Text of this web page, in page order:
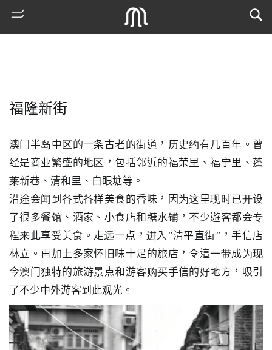
熱
索
古
地
圖
媽
閣
福隆新街
澳门半岛中区的一条古老的街道，历史约有几百年。曾
经是商业繁盛的地区，包括邻近的福荣里、福宁里、蓬
莱新巷、清和里、白眼塘等。
沿途会闻到各式各样美食的香味，因为这里现时已开设
了很多餐馆、酒家、小食店和糖水铺，不少遊客都会专
程来此享受美食。走远一点，进入“清平直街”，手信店
林立。再加上多家怀旧味十足的旅店，令這一带成为现
今澳门独特的旅游景点和游客购买手信的好地方，吸引
了不少中外游客到此观光。